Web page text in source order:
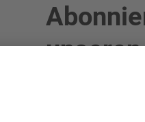
Unser monatliche
deutsche Filme in